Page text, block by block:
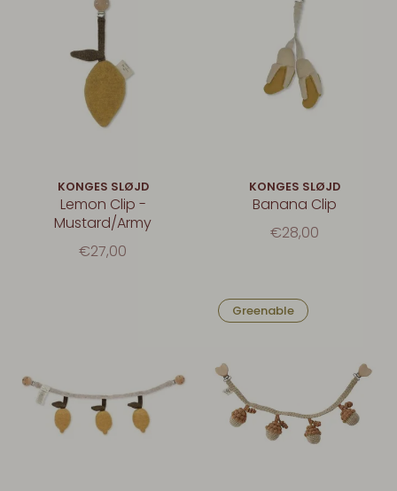
KONGES SLØJD
Lemon Clip -
Mustard/Army
€27,00
KONGES SLØJD
Banana Clip
€28,00
Greenable